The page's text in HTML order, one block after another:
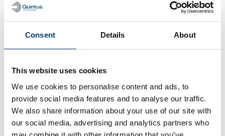
Consent Details About
This website uses cookies
We use cookies to personalise content and ads, to
provide social media features and to analyse our traffic.
We also share information about your use of our site with
our social media, advertising and analytics partners who
用于金属 AM 的热等静压工艺 (HIP)